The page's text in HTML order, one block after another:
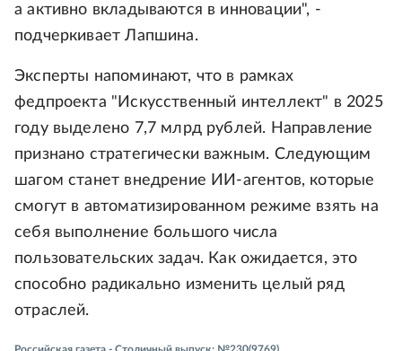
а активно вкладываются в инновации", -
подчеркивает Лапшина.
Эксперты напоминают, что в рамках
федпроекта "Искусственный интеллект" в 2025
году выделено 7,7 млрд рублей. Направление
признано стратегически важным. Следующим
шагом станет внедрение ИИ-агентов, которые
смогут в автоматизированном режиме взять на
себя выполнение большого числа
пользовательских задач. Как ожидается, это
способно радикально изменить целый ряд
отраслей.